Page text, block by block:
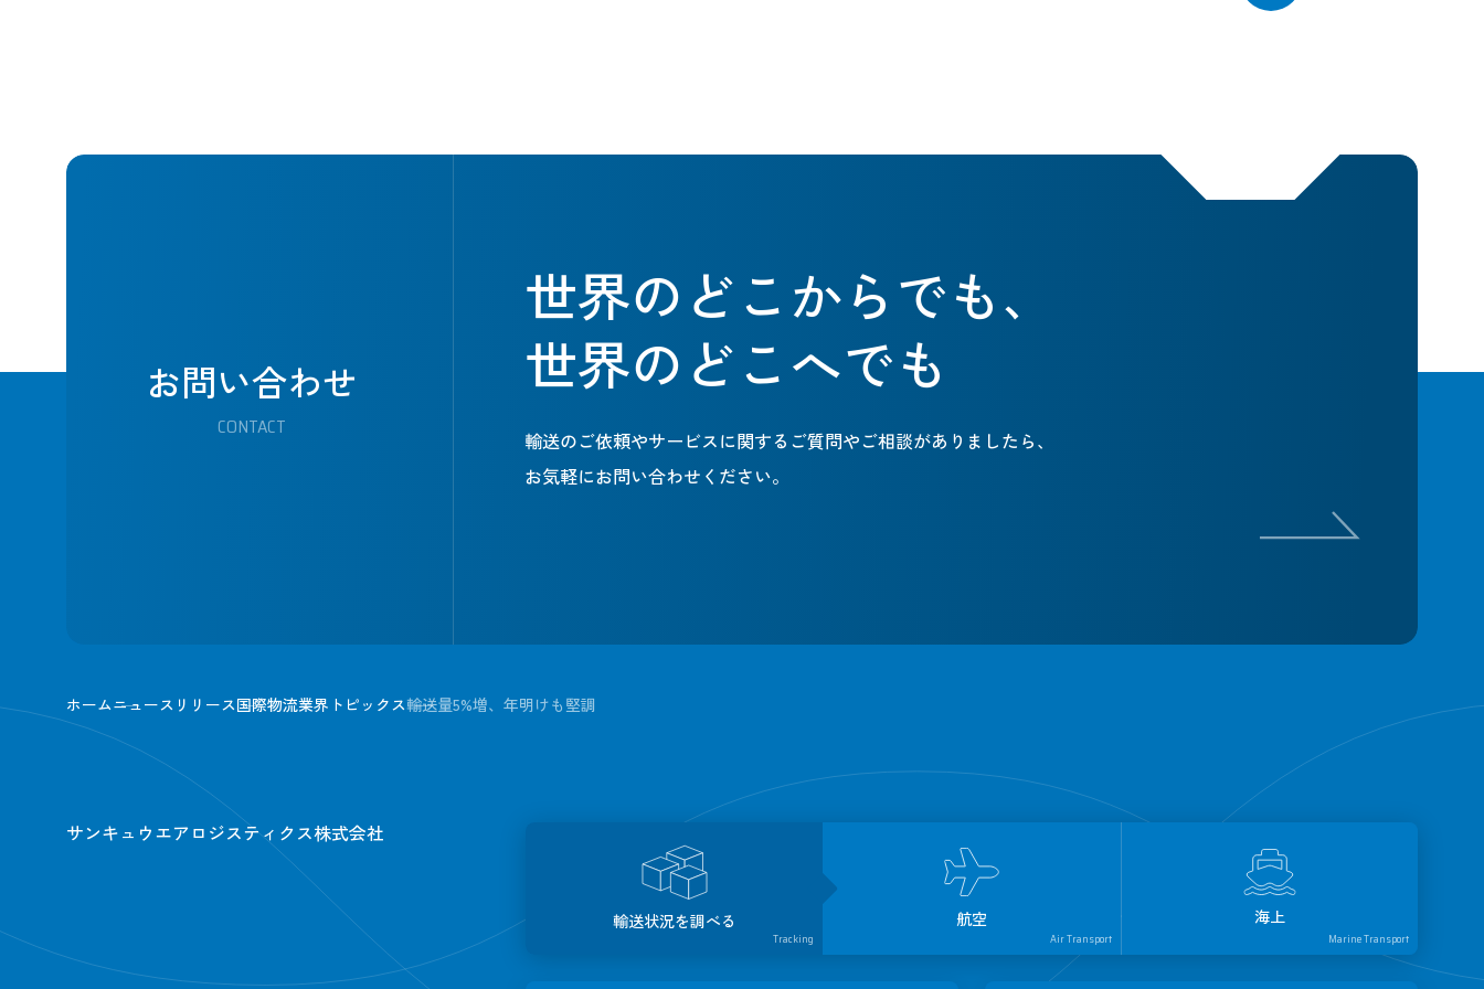
お問い合わせ
CONTACT
世界のどこからでも、
世界のどこへでも
輸送のご依頼やサービスに関するご質問やご相談がありましたら、
お気軽にお問い合わせください。
ホームニュースリリース国際物流業界トピックス輸送量5%増、年明けも堅調
サンキュウエアロジスティクス株式会社
輸送状況を調べる
Tracking
航空
Air Transport
海上
Marine Transport